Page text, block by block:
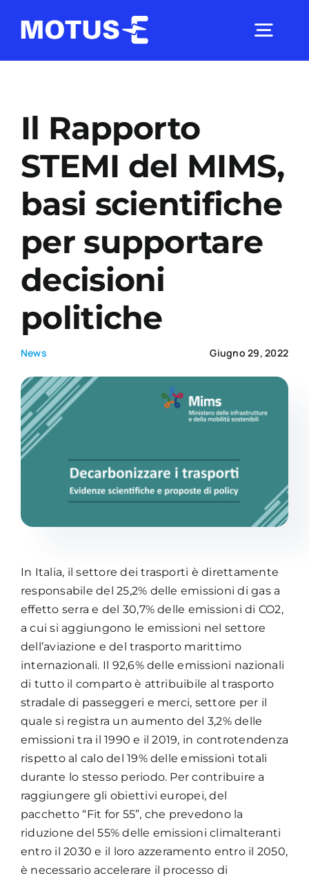
Studi e ricerche
Analisi di mercato
Utilità
Comunicati Stampa
Il Rapporto
STEMI del MIMS,
basi scientifiche
per supportare
decisioni
politiche
News Giugno 29, 2022
In Italia, il settore dei trasporti è direttamente
responsabile del 25,2% delle emissioni di gas a
effetto serra e del 30,7% delle emissioni di CO2,
a cui si aggiungono le emissioni nel settore
dell’aviazione e del trasporto marittimo
internazionali. Il 92,6% delle emissioni nazionali
di tutto il comparto è attribuibile al trasporto
stradale di passeggeri e merci, settore per il
quale si registra un aumento del 3,2% delle
emissioni tra il 1990 e il 2019, in controtendenza
rispetto al calo del 19% delle emissioni totali
durante lo stesso periodo. Per contribuire a
raggiungere gli obiettivi europei, del
pacchetto “Fit for 55”, che prevedono la
riduzione del 55% delle emissioni climalteranti
entro il 2030 e il loro azzeramento entro il 2050,
è necessario accelerare il processo di